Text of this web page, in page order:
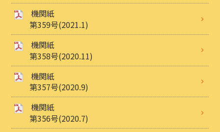
機関紙
第359号(2021.1)
機関紙
第358号(2020.11)
機関紙
第357号(2020.9)
機関紙
第356号(2020.7)